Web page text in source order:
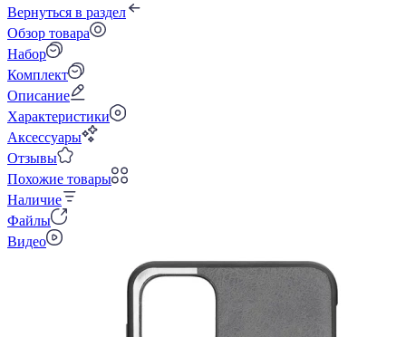
Вернуться в раздел
Обзор товара
Набор
Комплект
Описание
Характеристики
Аксессуары
Отзывы
Похожие товары
Наличие
Файлы
Видео